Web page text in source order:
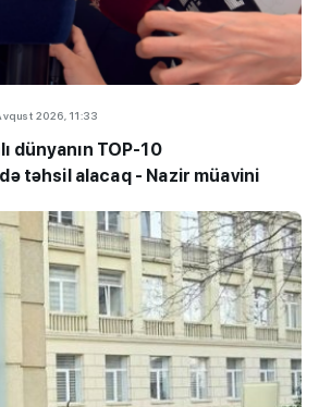
2026, 11:33
dünyanın TOP-10
təhsil alacaq - Nazir müavini